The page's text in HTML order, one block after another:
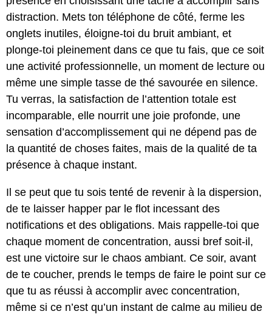
distraction. Mets ton téléphone de côté, ferme les
onglets inutiles, éloigne-toi du bruit ambiant, et
plonge-toi pleinement dans ce que tu fais, que ce soit
une activité professionnelle, un moment de lecture ou
même une simple tasse de thé savourée en silence.
Tu verras, la satisfaction de l’attention totale est
incomparable, elle nourrit une joie profonde, une
sensation d’accomplissement qui ne dépend pas de
la quantité de choses faites, mais de la qualité de ta
présence à chaque instant.
Il se peut que tu sois tenté de revenir à la dispersion,
de te laisser happer par le flot incessant des
notifications et des obligations. Mais rappelle-toi que
chaque moment de concentration, aussi bref soit-il,
est une victoire sur le chaos ambiant. Ce soir, avant
de te coucher, prends le temps de faire le point sur ce
que tu as réussi à accomplir avec concentration,
même si ce n’est qu’un instant de calme au milieu de